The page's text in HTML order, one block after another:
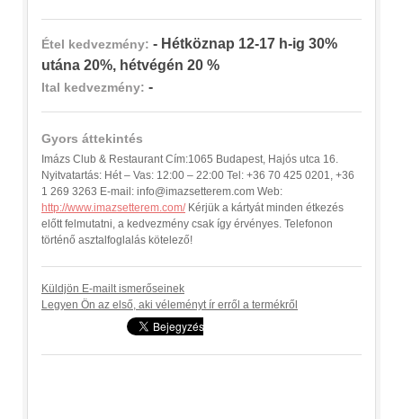
Étel kedvezmény: - Hétköznap 12-17 h-ig 30%
utána 20%, hétvégén 20 %
Ital kedvezmény: -
Gyors áttekintés
Imázs Club & Restaurant Cím:1065 Budapest, Hajós utca 16.
Nyitvatartás: Hét – Vas: 12:00 – 22:00 Tel: +36 70 425 0201, +36
1 269 3263 E-mail: info@imazsetterem.com Web:
http://www.imazsetterem.com/Kérjük a kártyát minden étkezés
előtt felmutatni, a kedvezmény csak így érvényes. Telefonon
történő asztalfoglalás kötelező!
Küldjön E-mailt ismerőseinek
Legyen Ön az első, aki véleményt ír erről a termékről